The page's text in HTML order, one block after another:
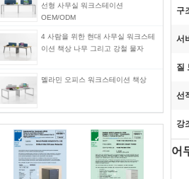
선형 사무실 워크스테이션
OEM/ODM
4 사람을 위한 현대 사무실 워크스테
이션 책상 나무 그리고 강철 물자
멜라민 오피스 워크스테이션 책상
구
서
질
선
강
어